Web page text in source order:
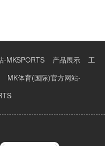
-MKSPORTS 产品展示
工
MK体育(国际)官方网站-